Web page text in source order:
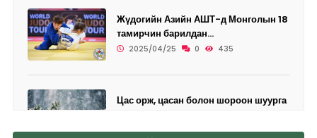
Жүдогийн Азийн АШТ-д Монголын 18
тамирчин барилдан...
2025/04/25 0 435
Цас орж, цасан болон шороон шуурга
2025/04/25 0 457